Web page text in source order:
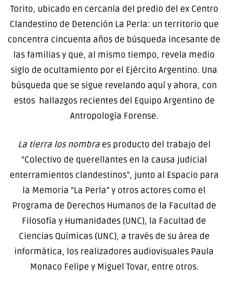
Torito, ubicado en cercanía del predio del ex Centro
Clandestino de Detención La Perla: un territorio que
concentra cincuenta años de búsqueda incesante de
las familias y que, al mismo tiempo, revela medio
siglo de ocultamiento por el Ejército Argentino. Una
búsqueda que se sigue revelando aquí y ahora, con
estos hallazgos recientes del Equipo Argentino de
Antropología Forense.
La tierra los nombraes producto del trabajo del
“Colectivo de querellantes en la causa judicial
enterramientos clandestinos”, junto al Espacio para
la Memoria “La Perla” y otros actores como el
Programa de Derechos Humanos de la Facultad de
Filosofía y Humanidades (UNC), la Facultad de
Ciencias Químicas (UNC), a través de su área de
informática, los realizadores audiovisuales Paula
Monaco Felipe y Miguel Tovar, entre otros.